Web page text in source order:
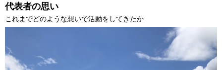
代表者の思い
これまでどのような想いで活動をしてきたか